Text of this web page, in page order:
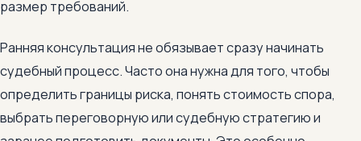
размер требований.
Ранняя консультация не обязывает сразу начинать
судебный процесс. Часто она нужна для того, чтобы
определить границы риска, понять стоимость спора,
выбрать переговорную или судебную стратегию и